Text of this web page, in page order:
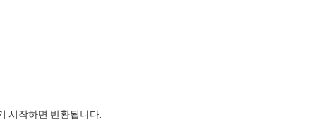
시작하면 반환됩니다.